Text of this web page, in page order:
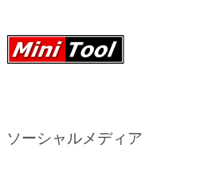
ソーシャルメディア